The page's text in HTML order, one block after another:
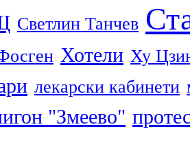
Светлин Танчев
Хотели Ху
лекарски кабинети
"Змеево"